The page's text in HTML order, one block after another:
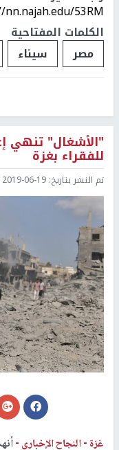
53RM/
الكلمات المفتاحية
مصر
سيناء
للفقراء بغزة
تم النشر بتاريخ: 2019-06-19 10:21
غزة -النجاح الإخباري -